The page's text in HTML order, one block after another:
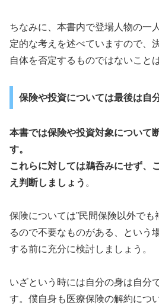
ちなみに、本書内で登場人物の一
定的な考えを述べていますので、
自体を否定するものではないこと
保険や投資については最後は自
本書では保険や投資対象について
す。
これらに対しては鵜呑みにせず、
え判断しましょう 。
保険については”民間保険以外でも
るので不要なものがある、という
する前に充分に検討しましょう。
いざという時には自分の身は自分
す。僕自身も医療保険の解約につ